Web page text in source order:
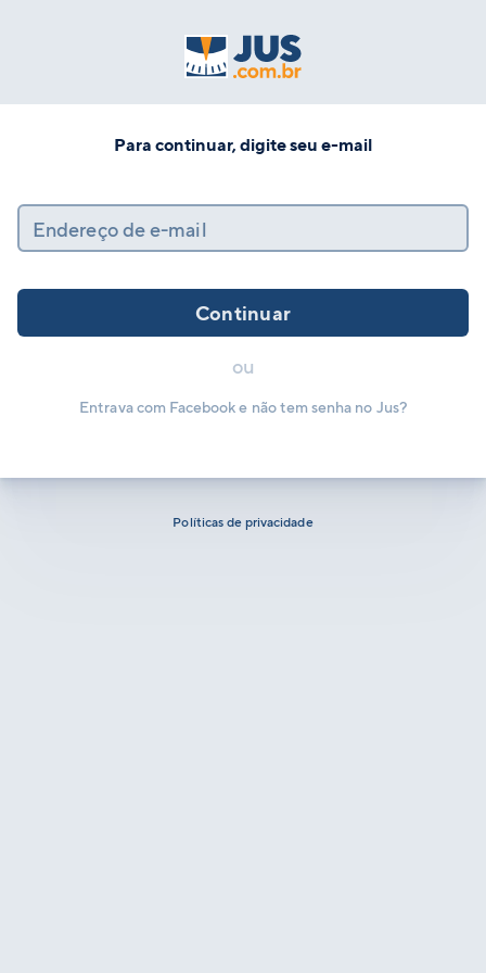
Para continuar, digite seu e-mail
Endereço de e-mail
Continuar
ou
Entrava com Facebook e não tem senha no Jus?
Políticas de privacidade